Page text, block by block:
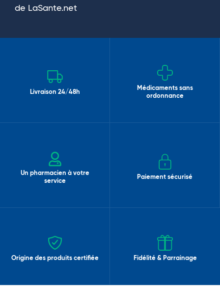
de LaSante.net
Livraison 24/48h
Médicaments sans
ordonnance
Un pharmacien à votre
service
Paiement sécurisé
Origine des produits certifiée Fidélité & Parrainage